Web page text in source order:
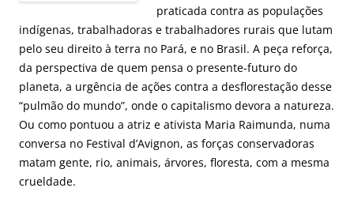
praticada contra as populações
indígenas, trabalhadoras e trabalhadores rurais que lutam
pelo seu direito à terra no Pará, e no Brasil. A peça reforça,
da perspectiva de quem pensa o presente-futuro do
planeta, a urgência de ações contra a desflorestação desse
“pulmão do mundo”, onde o capitalismo devora a natureza.
Ou como pontuou a atriz e ativista Maria Raimunda, numa
conversa no Festival d’Avignon, as forças conservadoras
matam gente, rio, animais, árvores, floresta, com a mesma
crueldade.